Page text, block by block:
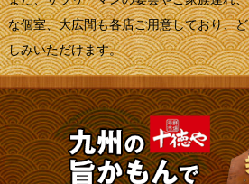
な個室、大広間も各店ご用意しており、
しみいただけます。